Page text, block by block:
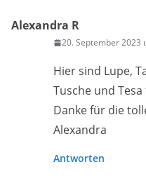
Alexandra R
20. September 2023
Hier sind Lupe,
Tusche und
Danke für die
Alexandra
Antworten